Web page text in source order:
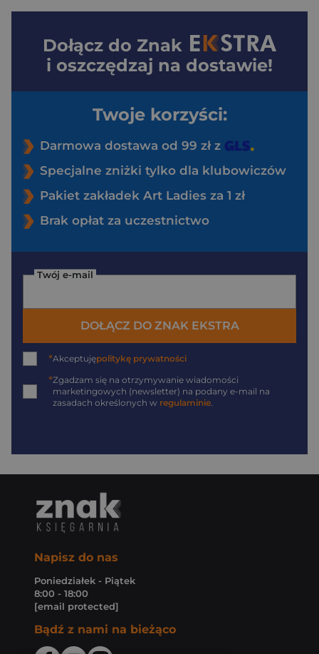
Dołącz do Znak
i oszczędzaj na dostawie!
Twoje korzyści:
Darmowa dostawa od 99 zł z
Specjalne zniżki tylko dla klubowiczów
Pakiet zakładek Art Ladies za 1 zł
Brak opłat za uczestnictwo
Twój e-mail
DOŁĄCZ DO ZNAK EKSTRA
*Akceptujępolitykę prywatności
*Zgadzam się na otrzymywanie wiadomości
marketingowych (newsletter) na podany e-mail na
zasadach określonych w regulaminie.
Napisz do nas
Poniedziałek - Piątek
8:00 - 18:00
[email protected]
Bądź z nami na bieżąco